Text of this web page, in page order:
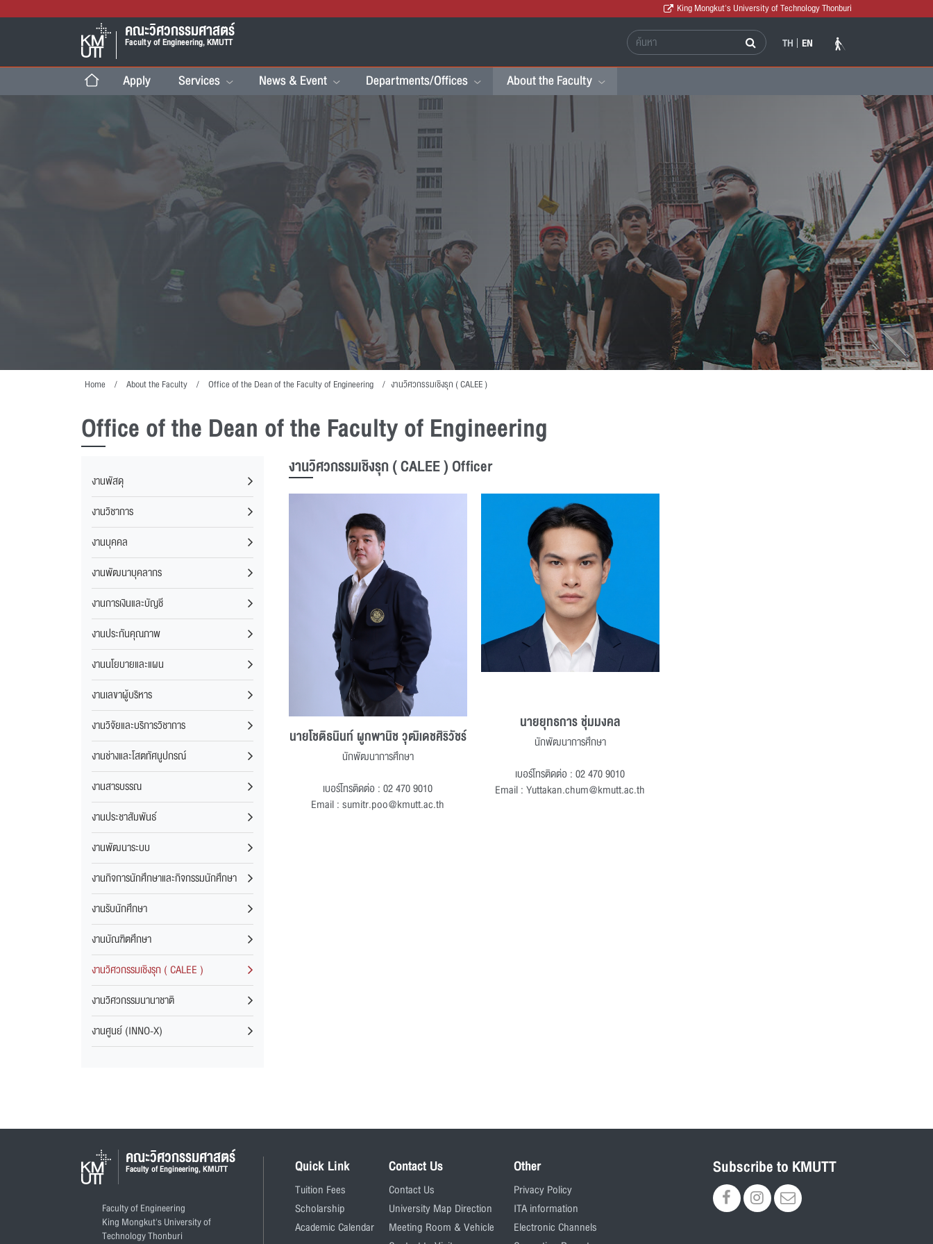
King Mongkut's University of Technology Thonburi
คณะวิศวกรรมศาสตร์
Faculty of Engineering, KMUTT TH EN
Apply Services News & Event Departments/Offices About the Faculty
Home About the Faculty Office of the Dean of the Faculty of Engineering งานวิศวกรรมเชิงรุก ( CALEE )
Office of the Dean of the Faculty of Engineering
งานพัสดุ
งานวิชาการ
งานบุคคล
งานพัฒนาบุคลากร
งานการเงินและบัญชี
งานประกันคุณภาพ
งานนโยบายและแผน
งานเลขาผู้บริหาร
งานวิจัยและบริการวิชาการ
งานช่างและโสตทัศนูปกรณ์
งานสารบรรณ
งานประชาสัมพันธ์
งานพัฒนาระบบ
งานกิจการนักศึกษาและกิจกรรมนักศึกษา
งานรับนักศึกษา
งานบัณฑิตศึกษา
งานวิศวกรรมเชิงรุก ( CALEE )
งานวิศวกรรมนานาชาติ
งานศูนย์ (INNO-X)
งานวิศวกรรมเชิงรุก ( CALEE ) Officer
นายโชติธนินท์ ผูกพานิช วุฒิเดชศิริวัชร์
นักพัฒนาการศึกษา
เบอร์โทรติดต่อ : 02 470 9010
Email : sumitr.poo@kmutt.ac.th
นายยุทธการ ชุ่มมงคล
นักพัฒนาการศึกษา
เบอร์โทรติดต่อ : 02 470 9010
Email : Yuttakan.chum@kmutt.ac.th
คณะวิศวกรรมศาสตร์
Faculty of Engineering, KMUTT
Faculty of Engineering
King Mongkut's University of
Technology Thonburi
Quick Link
Tuition Fees
Scholarship
Academic Calendar
Contact Us
Contact Us
University Map Direction
Meeting Room & Vehicle
Other
Privacy Policy
ITA information
Electronic Channels
Subscribe to KMUTT